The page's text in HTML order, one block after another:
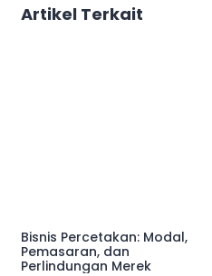
Artikel Terkait
Bisnis Percetakan: Modal,
Pemasaran, dan
Perlindungan Merek